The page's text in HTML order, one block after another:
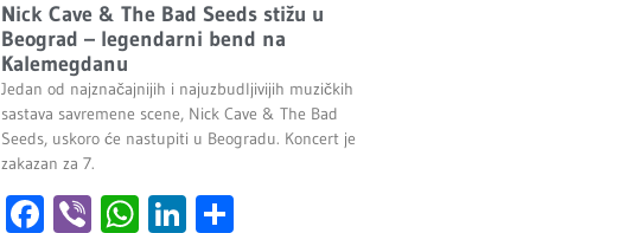
Nick Cave & The Bad Seeds stižu u
Beograd – legendarni bend na
Kalemegdanu
Jedan od najznačajnijih i najuzbudljivijih muzičkih
sastava savremene scene, Nick Cave & The Bad
Seeds, uskoro će nastupiti u Beogradu. Koncert je
zakazan za 7.
Facebook
ViberWhatsApp
LinkedIn